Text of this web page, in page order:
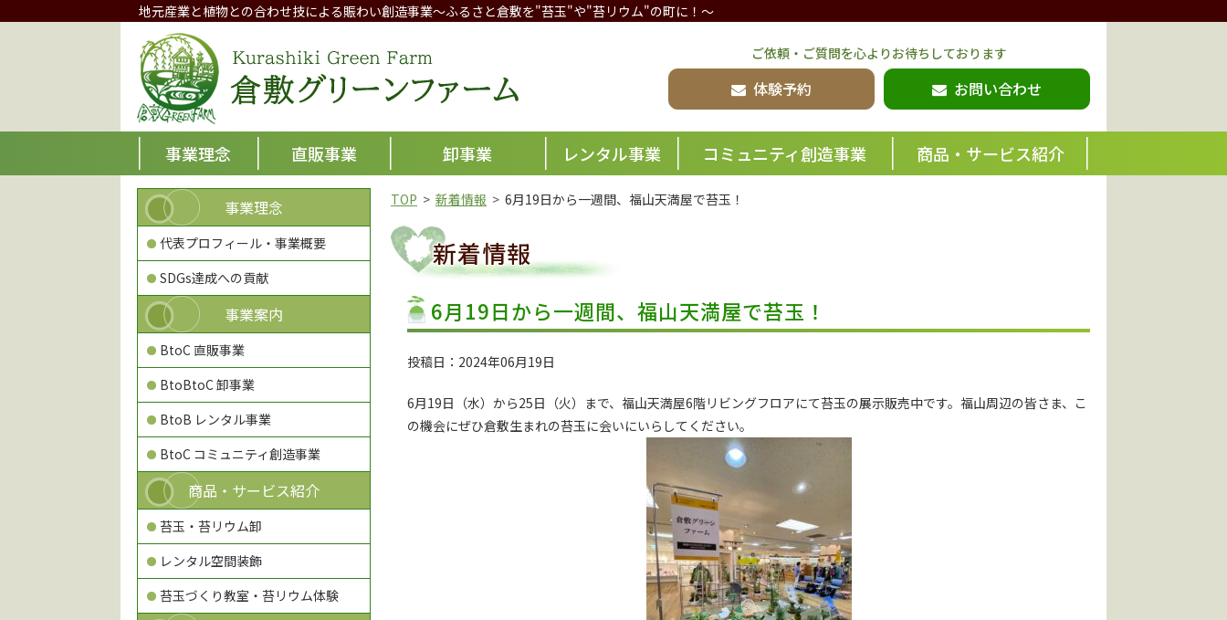
地元産業と植物との合わせ技による賑わい創造事業～ふるさと倉敷を"苔玉"や"苔リウム"の町に！～
ご依頼・ご質問を心よりお待ちしております
体験予約 お問い合わせ
事業理念 直販事業 卸事業 レンタル事業 コミュニティ創造事業 商品・サービス紹介
TOP 新着情報 6月19日から一週間、福山天満屋で苔玉！
新着情報
6月19日から一週間、福山天満屋で苔玉！
投稿日：2024年06月19日
6月19日（水）から25日（火）まで、福山天満屋6階リビングフロアにて苔玉の展示販売中です。福山周辺の皆さま、こ
の機会にぜひ倉敷生まれの苔玉に会いにいらしてください。
事業理念
代表プロフィール・事業概要
SDGs達成への貢献
事業案内
BtoC 直販事業
BtoBtoC 卸事業
BtoB レンタル事業
BtoC コミュニティ創造事業
商品・サービス紹介
苔玉・苔リウム卸
レンタル空間装飾
苔玉づくり教室・苔リウム体験